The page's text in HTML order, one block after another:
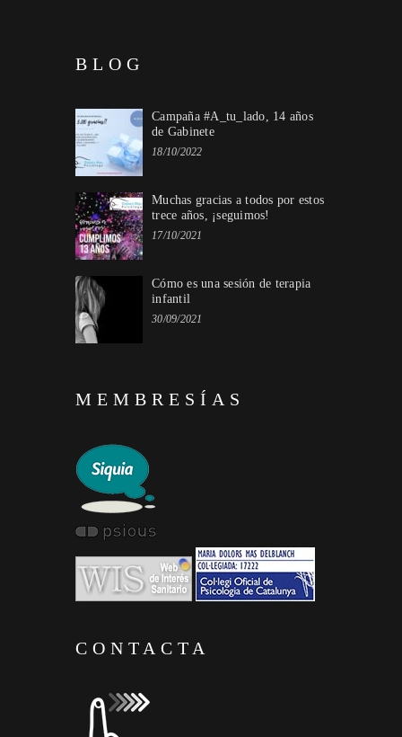
BLOG
Campaña #A_tu_lado, 14 años
de Gabinete
18/10/2022
Muchas gracias a todos por estos
trece años, ¡seguimos!
17/10/2021
Cómo es una sesión de terapia
infantil
30/09/2021
MEMBRESÍAS
CONTACTA